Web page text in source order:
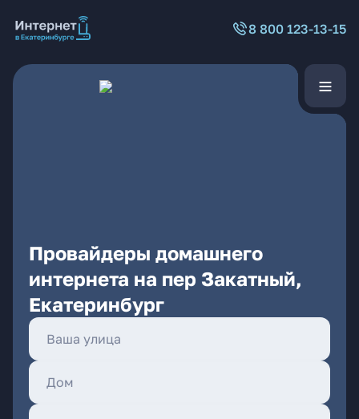
8 800 123-13-15
Провайдеры домашнего
интернета на пер Закатный,
Екатеринбург